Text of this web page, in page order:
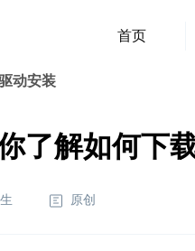
首页
动安装
了解如何下
原创